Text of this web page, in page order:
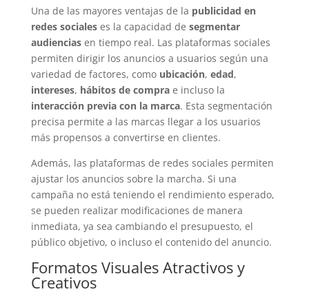
Una de las mayores ventajas de la publicidad en
redes socialeses la capacidad de segmentar
audienciasen tiempo real. Las plataformas sociales
permiten dirigir los anuncios a usuarios según una
variedad de factores, como ubicación, edad,
intereses, hábitos de comprae incluso la
interacción previa con la marca. Esta segmentación
precisa permite a las marcas llegar a los usuarios
más propensos a convertirse en clientes.
Además, las plataformas de redes sociales permiten
ajustar los anuncios sobre la marcha. Si una
campaña no está teniendo el rendimiento esperado,
se pueden realizar modificaciones de manera
inmediata, ya sea cambiando el presupuesto, el
público objetivo, o incluso el contenido del anuncio.
Formatos Visuales Atractivos y
Creativos